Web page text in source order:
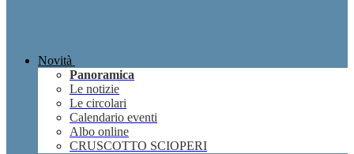
Novità
Panoramica
Le notizie
Le circolari
Calendario eventi
Albo online
CRUSCOTTO SCIOPERI